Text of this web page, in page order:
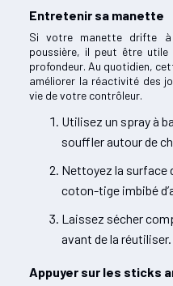
Entretenir sa manette
Si votre manette drifte à
poussière, il peut être
profondeur. Au quotidien,
améliorer la réactivité des
vie de votre contrôleur.
Utilisez un spray à
souffler autour de
Nettoyez la surface
coton-tige imbibé
Laissez sécher
avant de la réutiliser.
Appuyer sur les sticks